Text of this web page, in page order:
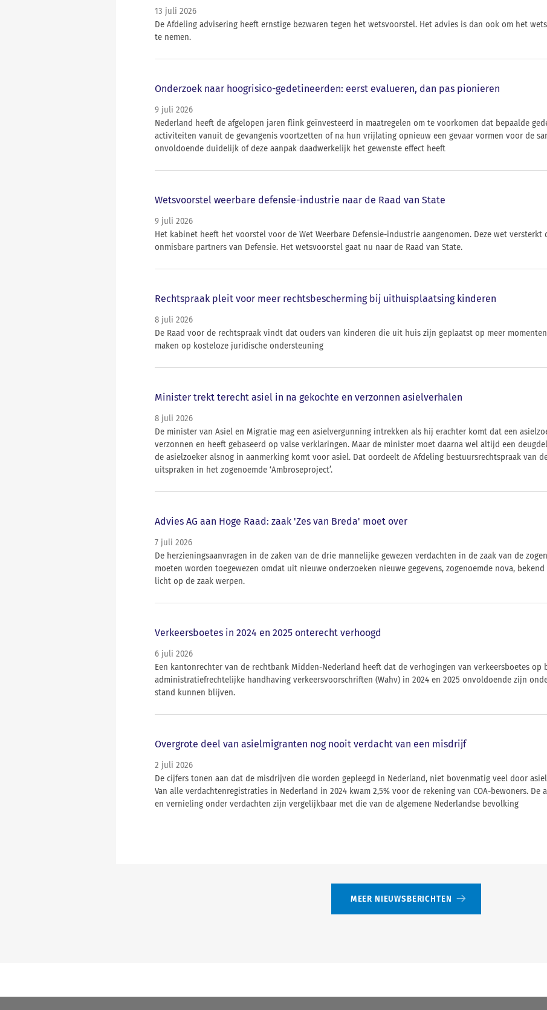
13 juli 2026
De Afdeling advisering heeft ernstige bezwaren tegen het wetsvoorstel. Het advies is dan ook om het
te nemen.
Onderzoek naar hoogrisico-gedetineerden: eerst evalueren, dan pas pionieren
9 juli 2026
Nederland heeft de afgelopen jaren flink geïnvesteerd in maatregelen om te voorkomen dat bepaalde
activiteiten vanuit de gevangenis voortzetten of na hun vrijlating opnieuw een gevaar vormen voor de
onvoldoende duidelijk of deze aanpak daadwerkelijk het gewenste effect heeft
Wetsvoorstel weerbare defensie-industrie naar de Raad van State
9 juli 2026
Het kabinet heeft het voorstel voor de Wet Weerbare Defensie-industrie aangenomen. Deze wet
onmisbare partners van Defensie. Het wetsvoorstel gaat nu naar de Raad van State.
Rechtspraak pleit voor meer rechtsbescherming bij uithuisplaatsing kinderen
8 juli 2026
De Raad voor de rechtspraak vindt dat ouders van kinderen die uit huis zijn geplaatst op meer
maken op kosteloze juridische ondersteuning
Minister trekt terecht asiel in na gekochte en verzonnen asielverhalen
8 juli 2026
De minister van Asiel en Migratie mag een asielvergunning intrekken als hij erachter komt dat een
verzonnen en heeft gebaseerd op valse verklaringen. Maar de minister moet daarna wel altijd een
de asielzoeker alsnog in aanmerking komt voor asiel. Dat oordeelt de Afdeling bestuursrechtspraak van
uitspraken in het zogenoemde ‘Ambroseproject’.
Advies AG aan Hoge Raad: zaak 'Zes van Breda' moet over
7 juli 2026
De herzieningsaanvragen in de zaken van de drie mannelijke gewezen verdachten in de zaak van de
moeten worden toegewezen omdat uit nieuwe onderzoeken nieuwe gegevens, zogenoemde nova,
licht op de zaak werpen.
Verkeersboetes in 2024 en 2025 onterecht verhoogd
6 juli 2026
Een kantonrechter van de rechtbank Midden-Nederland heeft dat de verhogingen van verkeersboetes op
administratiefrechtelijke handhaving verkeersvoorschriften (Wahv) in 2024 en 2025 onvoldoende zijn
stand kunnen blijven.
Overgrote deel van asielmigranten nog nooit verdacht van een misdrijf
2 juli 2026
De cijfers tonen aan dat de misdrijven die worden gepleegd in Nederland, niet bovenmatig veel door
Van alle verdachtenregistraties in Nederland in 2024 kwam 2,5% voor de rekening van COA-bewoners. De
en vernieling onder verdachten zijn vergelijkbaar met die van de algemene Nederlandse bevolking
MEER NIEUWSBERICHTEN